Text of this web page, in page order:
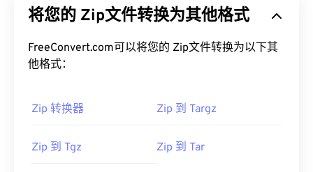
将您的 Zip文件转换为其他格式
FreeConvert.com可以将您的 Zip文件转换为以下其
他格式：
Zip 转换器 Zip 到 Targz
Zip 到 Tgz Zip 到 Tar